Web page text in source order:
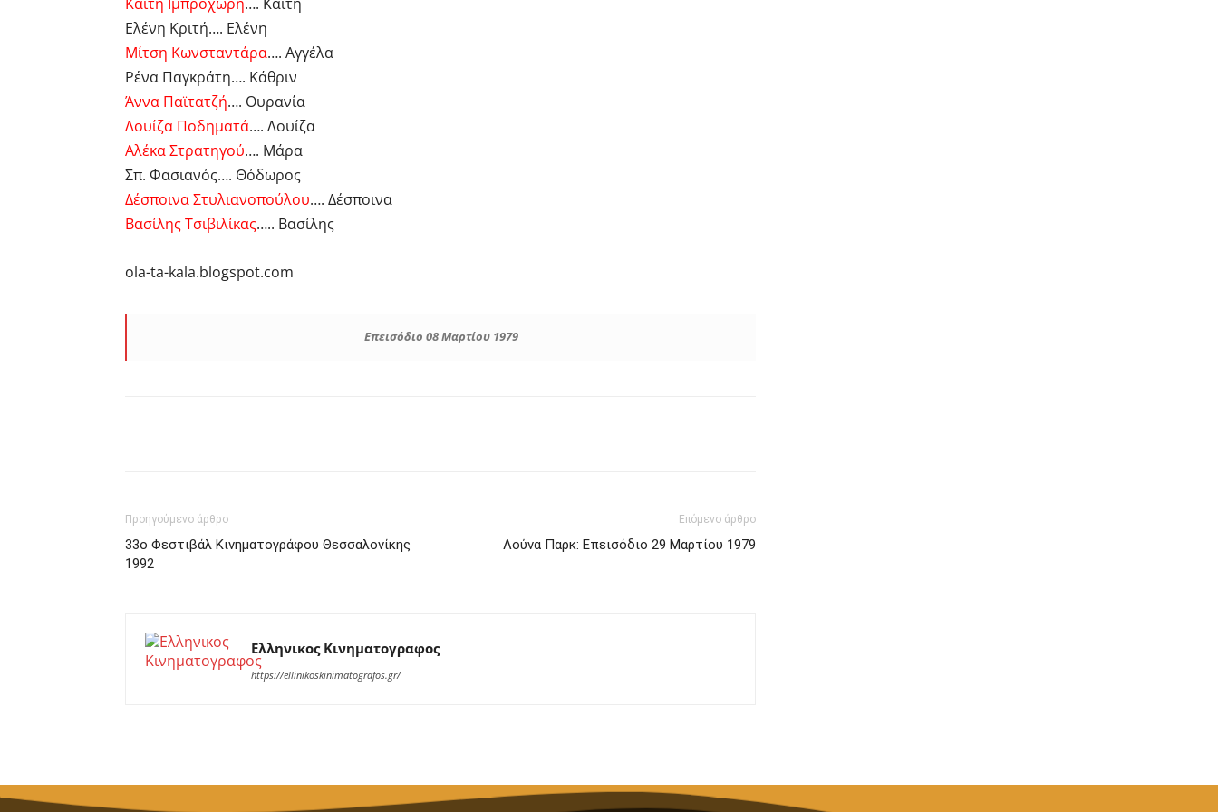
Ελένη Κριτή…. Ελένη
Μίτση Κωνσταντάρα…. Αγγέλα
Ρένα Παγκράτη…. Κάθριν
Άννα Παϊτατζή…. Ουρανία
Λουίζα Ποδηματά…. Λουίζα
Αλέκα Στρατηγού…. Μάρα
Σπ. Φασιανός…. Θόδωρος
Δέσποινα Στυλιανοπούλου…. Δέσποινα
Βασίλης Τσιβιλίκας….. Βασίλης
ola-ta-kala.blogspot.com
Επεισόδιο 08 Μαρτίου 1979
Προηγούμενο άρθρο
33ο Φεστιβάλ Κινηματογράφου Θεσσαλονίκης
1992
Επόμενο άρθρο
Λούνα Παρκ: Επεισόδιο 29 Μαρτίου 1979
Ελληνικος Κινηματογραφος
https://ellinikoskinimatografos.gr/